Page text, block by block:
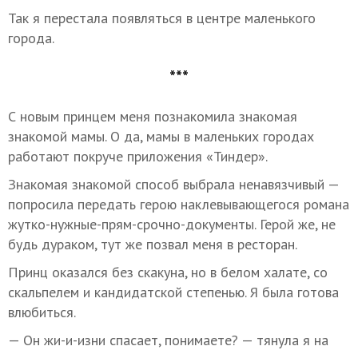
Так я перестала появляться в центре маленького
города.
***
С новым принцем меня познакомила знакомая
знакомой мамы. О да, мамы в маленьких городах
работают покруче приложения «Тиндер».
Знакомая знакомой способ выбрала ненавязчивый —
попросила передать герою наклевывающегося романа
жутко-нужные-прям-срочно-документы. Герой же, не
будь дураком, тут же позвал меня в ресторан.
Принц оказался без скакуна, но в белом халате, со
скальпелем и кандидатской степенью. Я была готова
влюбиться.
— Он жи-и-изни спасает, понимаете? — тянула я на